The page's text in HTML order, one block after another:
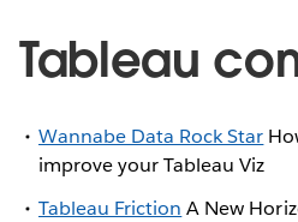
Tableau
Wannabe Data Rock Star
improve your Tableau Viz
Tableau Friction A New